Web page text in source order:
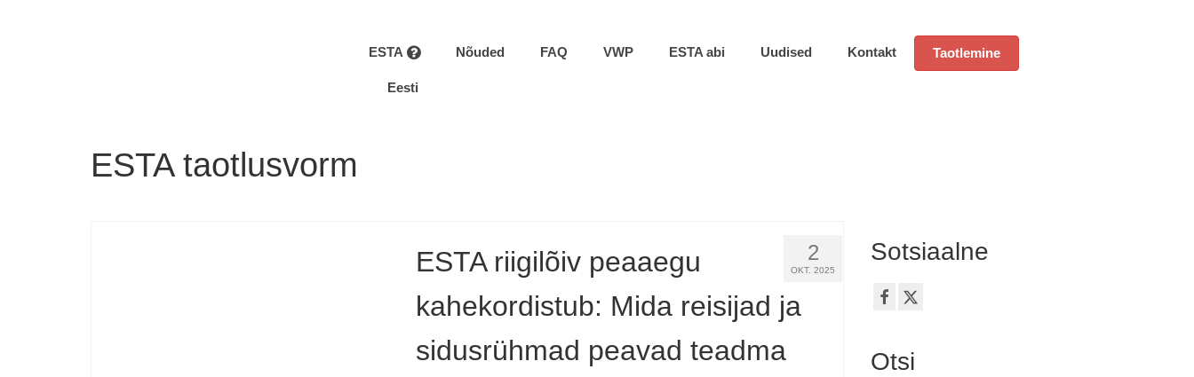
ESTA Nõuded FAQ VWP ESTA abi Uudised Kontakt Taotlemine
Eesti
ESTA taotlusvorm
2
OKT. 2025
ESTA riigilõiv peaaegu
kahekordistub: Mida reisijad ja
sidusrühmad peavad teadma
Sotsiaalne
Otsi